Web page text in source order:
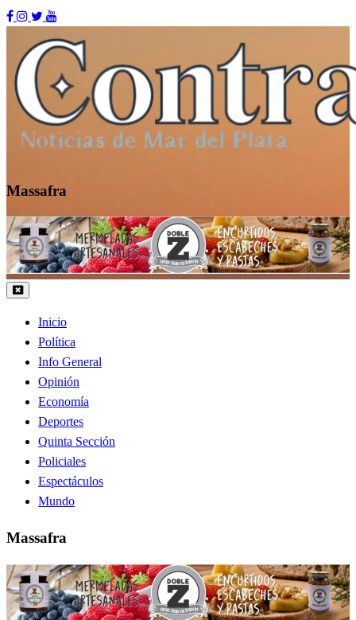
Skip
content
Contraste MDP
Massafra
Inicio
Política
Info General
Opinión
Economía
Deportes
Quinta Sección
Policiales
Espectáculos
Mundo
Massafra